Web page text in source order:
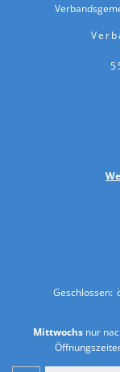
Klicken, um
Geschlossen:
Mittwochs nur